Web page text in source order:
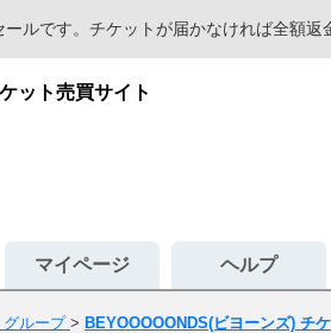
です。チケットが届かなければ全額返
ット売買サイト
マイページ ヘルプ
グループ > BEYOOOOONDS(ビヨーンズ) チ